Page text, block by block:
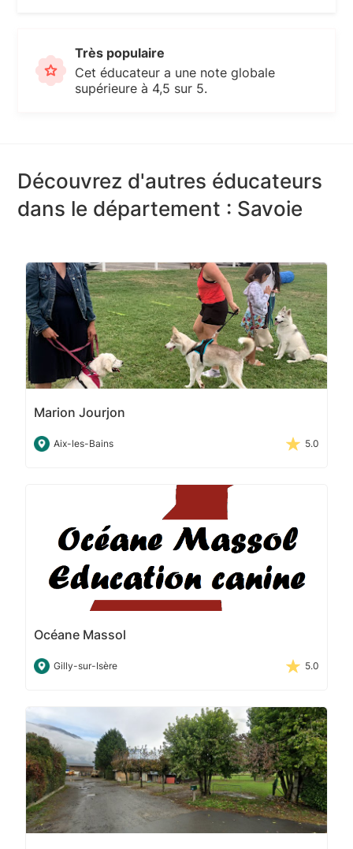
Très populaire
Cet éducateur a une note globale
supérieure à 4,5 sur 5.
Découvrez d'autres éducateurs
dans le département : Savoie
Marion Jourjon
Aix-les-Bains 5.0
Océane Massol
Gilly-sur-Isère 5.0